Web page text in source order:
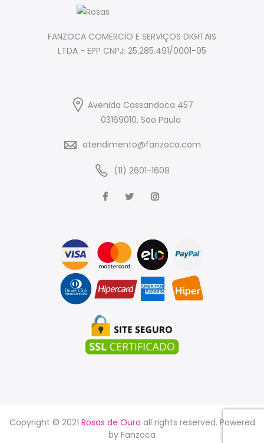
FANZOCA COMERCIO E SERVIÇOS DIGITAIS
LTDA - EPP CNPJ: 25.285.491/0001-95
Avenida Cassandoca 457
03169010, São Paulo
atendimento@fanzoca.com
(11) 2601-1608
Copyright © 2021 Rosas de Ouro all rights reserved. Powered
by Fanzoca